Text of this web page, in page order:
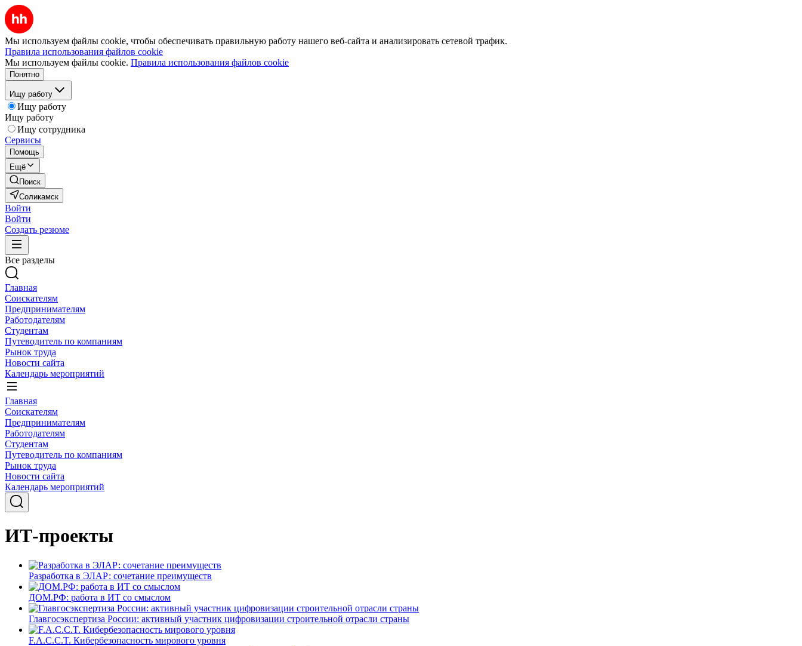
Мы используем файлы cookie, чтобы обеспечивать правильную работу нашего веб-сайта и анализировать сетевой трафик.
Правила использования файлов cookie
Мы используем файлы cookie. Правила использования файлов cookie
Понятно
Ищу работу
Ищу работу
Ищу работу
Ищу сотрудника
Сервисы
Помощь
Ещё
Поиск
Соликамск
Войти
Войти
Создать резюме
Все разделы
Главная
Соискателям
Предпринимателям
Работодателям
Студентам
Путеводитель по компаниям
Рынок труда
Новости сайта
Календарь мероприятий
Главная
Соискателям
Предпринимателям
Работодателям
Студентам
Путеводитель по компаниям
Рынок труда
Новости сайта
Календарь мероприятий
ИТ-проекты
Разработка в ЭЛАР: сочетание преимуществ
ДОМ.РФ: работа в ИТ со смыслом
Главгосэкспертиза России: активный участник цифровизации строительной отрасли страны
F.A.C.C.T. Кибербезопасность мирового уровня